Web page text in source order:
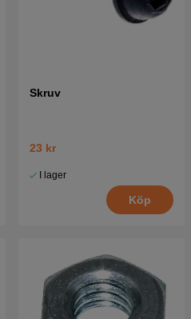
Skruv
23 kr
I lager
Köp